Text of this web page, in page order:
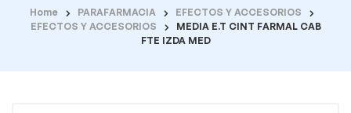
Home PARAFARMACIA
EFECTOS Y ACCESORIOS
EFECTOS Y ACCESORIOS
MEDIA E.T CINT FARMAL CAB
FTE IZDA MED